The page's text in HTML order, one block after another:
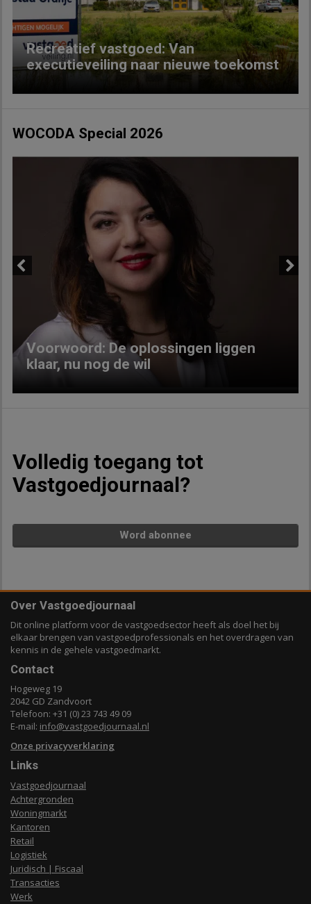
Recreatief vastgoed: Van
executieveiling naar nieuwe toekomst
WOCODA Special 2026
Voorwoord: De oplossingen liggen
klaar, nu nog de wil
Volledig toegang tot
Vastgoedjournaal?
Word abonnee
Over Vastgoedjournaal
Dit online platform voor de vastgoedsector heeft als doel het bij
elkaar brengen van vastgoedprofessionals en het overdragen van
kennis in de gehele vastgoedmarkt.
Contact
Hogeweg 19
2042 GD Zandvoort
Telefoon: +31 (0) 23 743 49 09
E-mail: info@vastgoedjournaal.nl
Onze privacyverklaring
Links
Vastgoedjournaal
Achtergronden
Woningmarkt
Kantoren
Retail
Logistiek
Juridisch | Fiscaal
Transacties
Werk